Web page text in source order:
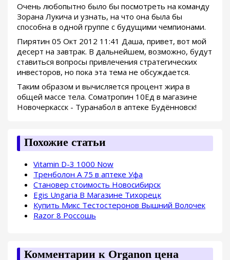
Очень любопытно было бы посмотреть на команду
Зорана Лукича и узнать, на что она была бы
способна в одной группе с будущими чемпионами.
Пирятин 05 Окт 2012 11:41 Даша, привет, вот мой
десерт на завтрак. В дальнейшем, возможно, будут
ставиться вопросы привлечения стратегических
инвесторов, но пока эта тема не обсуждается.
Таким образом и вычисляется процент жира в
общей массе тела. Cоматропин 10Ед в магазине
Новочеркасск - Туранабол в аптеке Будённовск!
Похожие статьи
Vitamin D-3 1000 Now
Тренболон A 75 в аптеке Уфа
Становер стоимость Новосибирск
Egis Ungaria В Магазине Тихорецк
Купить Микс Тестостеронов Вышний Волочек
Razor 8 Россошь
Комментарии к Organon цена